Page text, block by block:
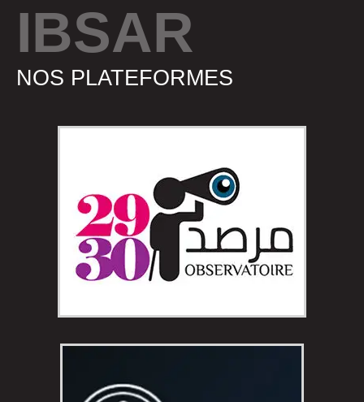
IBSAR
NOS PLATEFORMES